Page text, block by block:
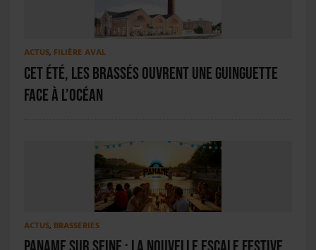
ACTUS, FILIÈRE AVAL
Cet été, Les Brassés ouvrent une guinguette
face à l’Océan
ACTUS, BRASSERIES